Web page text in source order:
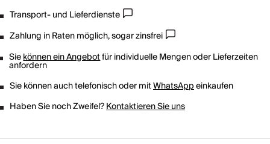
Transport- und Lieferdienste
Zahlung in Raten möglich, sogar zinsfrei
Siekönnen ein Angebotfür individuelle Mengen oder Lieferzeiten
anfordern
Sie können auch telefonisch oder mitWhatsAppeinkaufen
Haben Sie noch Zweifel?Kontaktieren Sie uns